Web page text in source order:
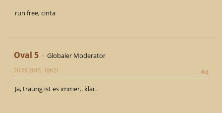
run free, cinta
Oval 5
Globaler Moderator
#4
20.09.2013, 19h21
Ja, traurig ist es immer.. klar.